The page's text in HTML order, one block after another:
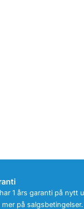
1 års garanti på nytt
mer på salgsbetingelser.